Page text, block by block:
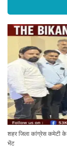
शहर जिला कांग्रेस कमेटी के
भेंट